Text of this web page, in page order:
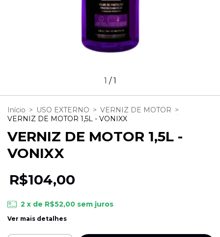
1 /1
Início > USO EXTERNO > VERNIZ DE MOTOR >
VERNIZ DE MOTOR 1,5L - VONIXX
VERNIZ DE MOTOR 1,5L -
VONIXX
R$104,00
2 x de R$52,00 sem juros
Ver mais detalhes